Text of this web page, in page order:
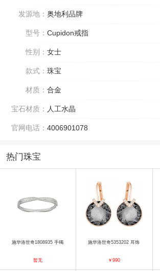
发源地： 奥地利品牌
型号： Cupidon戒指
性别： 女士
款式： 珠宝
材质： 合金
宝石材质： 人工水晶
官网电话： 4006901078
热门珠宝
施华洛世奇1808935 手镯
暂无
施华洛世奇5353202 耳饰
￥990